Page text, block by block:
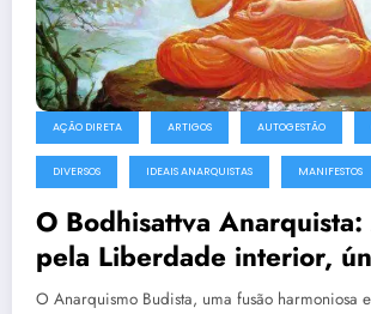
AÇÃO DIRETA ARTIGOS AUTOGESTÃO
DIVERSOS IDEAIS ANARQUISTAS MANIFESTOS
O Bodhisattva Anarquista:
pela Liberdade interior,
de fato liberta
O Anarquismo Budista, uma fusão harmoniosa